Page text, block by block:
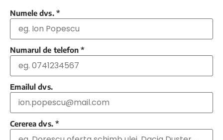
Numele dvs. *
Numarul de telefon *
Emailul dvs.
Cererea dvs. *